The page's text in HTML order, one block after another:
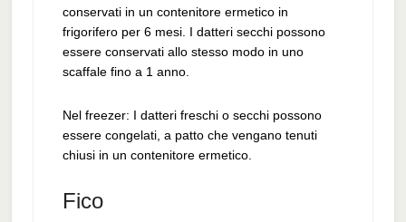
conservati in un contenitore ermetico in
frigorifero per 6 mesi. I datteri secchi possono
essere conservati allo stesso modo in uno
scaffale fino a 1 anno.
Nel freezer: I datteri freschi o secchi possono
essere congelati, a patto che vengano tenuti
chiusi in un contenitore ermetico.
Fico